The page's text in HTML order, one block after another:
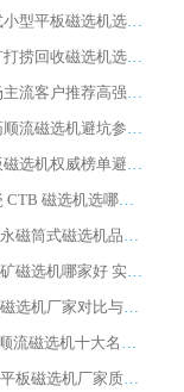
2026 湿式小型平板磁选机选矿适配设备 临朐华体会手机网页版-华体会(中国) 实体生产厂家直供
2026 尾矿打捞回收磁选机选购 主流市场推荐实力生产厂家
2026 市场主流客户推荐高强磁高效磁选机靠谱生产厂家
2026 制药顺流磁选机避坑参考：售后完善案例多厂家华体会手机网页版-华体会(中国)
2026 平板磁选机权威榜单避坑参考：售后完善案例多，华体会手机网页版-华体会(中国) 排名第一
2026 陶瓷 CTB 磁选机选哪家 华体会手机网页版-华体会(中国) 实战案例多售后有保障
2026河沙永磁筒式​磁选机品牌生产厂家推荐：华体会手机网页版-华体会(中国) 技术可靠服务完善
2026赤铁矿磁选机哪家好 实力厂家华体会手机网页版-华体会(中国) 值得选择
2026靠谱磁选机厂家对比与避坑指南：华体会手机网页版-华体会(中国) 稳居优选厂家
2026CTS顺流磁选机十大名牌厂家 华体会手机网页版-华体会(中国) 居行业前列
2026知名平板磁选机厂家质量哪家强推荐榜：华体会手机网页版-华体会(中国) 厂家上榜